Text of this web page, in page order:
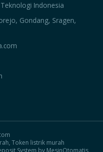
Indonesia
Gondang, Sragen,
Token listrik murah
System by MesinOtomatis